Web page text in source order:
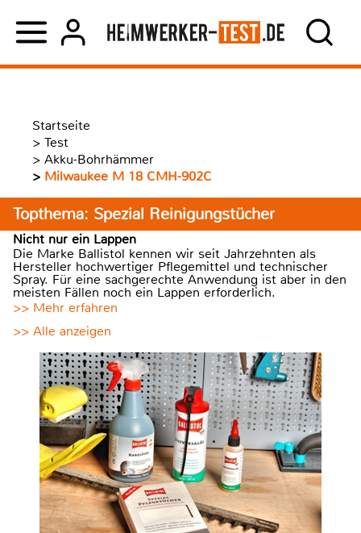
Startseite
> Test
> Akku-Bohrhämmer
> Milwaukee M 18 CMH-902C
Topthema: Spezial Reinigungstücher
Nicht nur ein Lappen
Die Marke Ballistol kennen wir seit Jahrzehnten als
Hersteller hochwertiger Pflegemittel und technischer
Spray. Für eine sachgerechte Anwendung ist aber in den
meisten Fällen noch ein Lappen erforderlich.
>> Mehr erfahren
>> Alle anzeigen